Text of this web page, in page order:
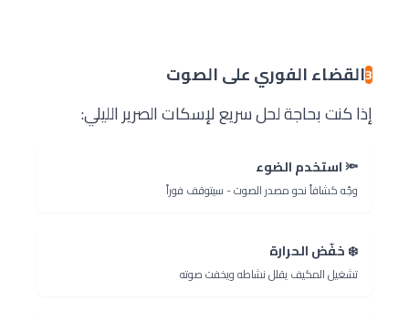
3القضاء الفوري على الصوت
إذا كنت بحاجة لحل سريع لإسكات الصرير الليلي:
🔦 استخدم الضوء
وجّه كشافاً نحو مصدر الصوت - سيتوقف فوراً
❄️ خفّض الحرارة
تشغيل المكيف يقلل نشاطه ويخفت صوته